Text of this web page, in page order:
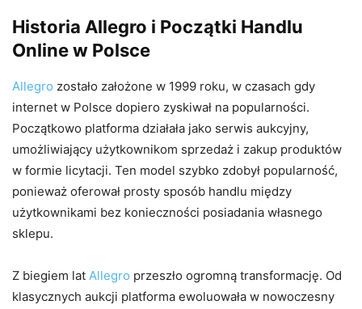
Historia Allegro i Początki Handlu
Online w Polsce
Allegro zostało założone w 1999 roku, w czasach gdy
internet w Polsce dopiero zyskiwał na popularności.
Początkowo platforma działała jako serwis aukcyjny,
umożliwiający użytkownikom sprzedaż i zakup produktów
w formie licytacji. Ten model szybko zdobył popularność,
ponieważ oferował prosty sposób handlu między
użytkownikami bez konieczności posiadania własnego
sklepu.
Z biegiem lat Allegro przeszło ogromną transformację. Od
klasycznych aukcji platforma ewoluowała w nowoczesny